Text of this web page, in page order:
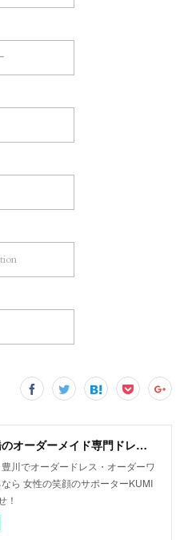
名古屋 豊橋のオーダーメイド専門ドレスデザイナー KUMI OHARA
でオーダードレス・オーダーワ
ら 女性の笑顔のサポーターKUMI
！